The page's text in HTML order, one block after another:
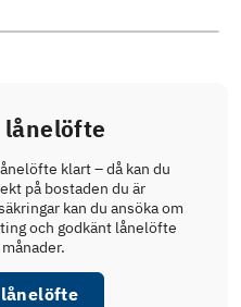
lånelöfte
klart – då kan du
på bostaden du är
kan du ansöka om
och godkänt lånelöfte